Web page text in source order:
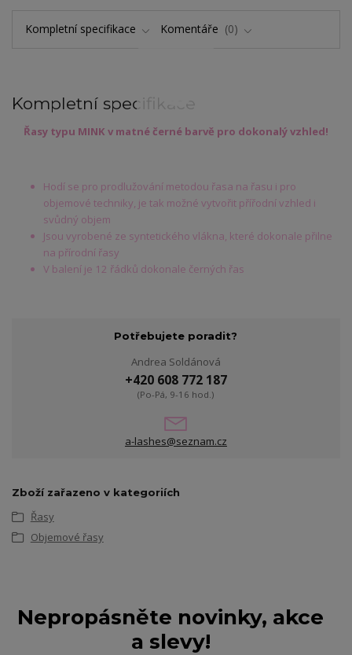
Kompletní specifikace Komentáře 0
Kompletní specifikace
Řasy typu MINK v matné černé barvě pro dokonalý vzhled!
Hodí se pro prodlužování metodou řasa na řasu i pro
objemové techniky, je tak možné vytvořit přířodní vzhled i
svůdný objem
Jsou vyrobené ze syntetického vlákna, které dokonale přilne
na přírodní řasy
V balení je 12 řádků dokonale černých řas
Potřebujete poradit?
Andrea Soldánová
+420 608 772 187
(Po-Pá, 9-16 hod.)
a-lashes@seznam.cz
Zboží zařazeno v kategoriích
Řasy
Objemové řasy
Nepropásněte novinky, akce
a slevy!